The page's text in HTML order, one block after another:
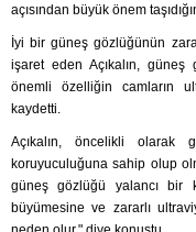
açısından büyük önem
İyi bir güneş gözlüğünün
işaret eden Açıkalın,
önemli özelliğin camların
kaydetti.
Açıkalın, öncelikli olarak
koruyuculuğuna sahip olup
güneş gözlüğü yalancı bir
büyümesine ve zararlı